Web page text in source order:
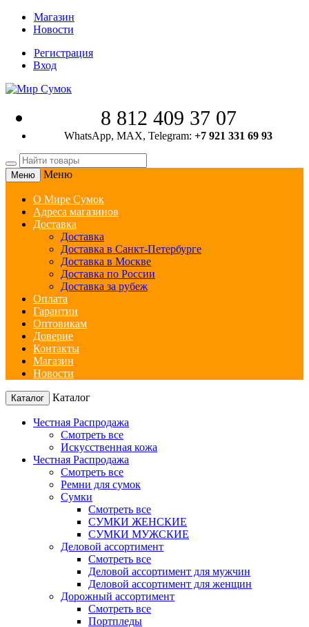
Магазин
Новости
Регистрация
Вход
8 812 409 37 07
WhatsApp, MAX, Telegram: +7 921 331 69 93
Меню Меню
О Мире Сумок
Адреса магазинов
Доставка
Доставка
Доставка в Санкт-Петербурге
Доставка в Москве
Доставка по России
Доставка за рубеж
Оплата
Гарантии
Оптовикам
Доверие
Контакты
Магазин
Новости
Каталог Каталог
Честная Распродажа
Смотреть все
Искусственная кожа
Честная Распродажа
Смотреть все
Ремни для сумок
Сумки
Смотреть все
СУМКИ ЖЕНСКИЕ
СУМКИ МУЖСКИЕ
Деловой ассортимент
Смотреть все
Деловой ассортимент для мужчин
Деловой ассортимент для женщин
Дорожный ассортимент
Смотреть все
Портпледы